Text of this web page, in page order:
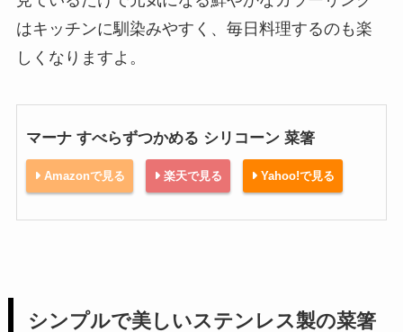
はキッチンに馴染みやすく、毎日料理するのも楽
しくなりますよ。
マーナ すべらずつかめる シリコーン 菜箸
Amazonで見る 楽天で見る Yahoo!で見る
シンプルで美しいステンレス製の菜箸